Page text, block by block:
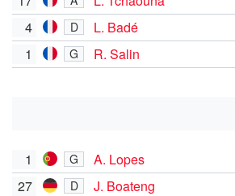
4
D
L. Badé
1
G R. Salin
1 G
A. Lopes
27
D
J. Boateng